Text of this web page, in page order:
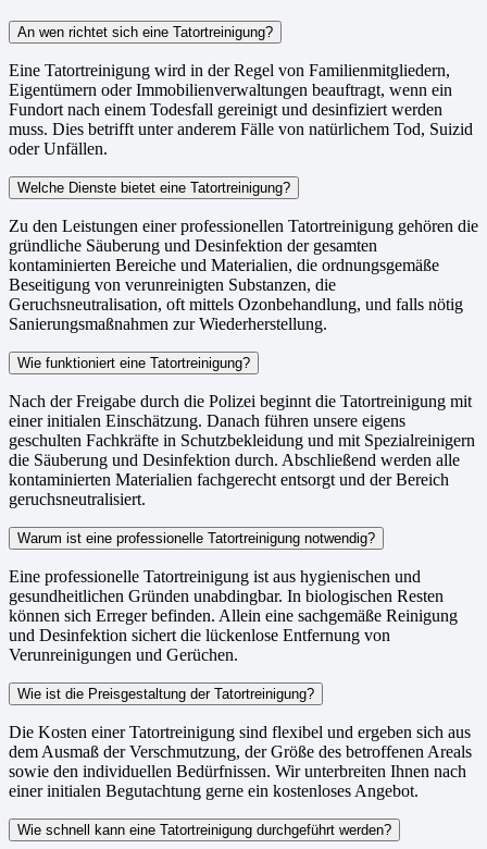
An wen richtet sich eine Tatortreinigung?
Eine Tatortreinigung wird in der Regel von Familienmitgliedern,
Eigentümern oder Immobilienverwaltungen beauftragt, wenn ein
Fundort nach einem Todesfall gereinigt und desinfiziert werden
muss. Dies betrifft unter anderem Fälle von natürlichem Tod, Suizid
oder Unfällen.
Welche Dienste bietet eine Tatortreinigung?
Zu den Leistungen einer professionellen Tatortreinigung gehören die
gründliche Säuberung und Desinfektion der gesamten
kontaminierten Bereiche und Materialien, die ordnungsgemäße
Beseitigung von verunreinigten Substanzen, die
Geruchsneutralisation, oft mittels Ozonbehandlung, und falls nötig
Sanierungsmaßnahmen zur Wiederherstellung.
Wie funktioniert eine Tatortreinigung?
Nach der Freigabe durch die Polizei beginnt die Tatortreinigung mit
einer initialen Einschätzung. Danach führen unsere eigens
geschulten Fachkräfte in Schutzbekleidung und mit Spezialreinigern
die Säuberung und Desinfektion durch. Abschließend werden alle
kontaminierten Materialien fachgerecht entsorgt und der Bereich
geruchsneutralisiert.
Warum ist eine professionelle Tatortreinigung notwendig?
Eine professionelle Tatortreinigung ist aus hygienischen und
gesundheitlichen Gründen unabdingbar. In biologischen Resten
können sich Erreger befinden. Allein eine sachgemäße Reinigung
und Desinfektion sichert die lückenlose Entfernung von
Verunreinigungen und Gerüchen.
Wie ist die Preisgestaltung der Tatortreinigung?
Die Kosten einer Tatortreinigung sind flexibel und ergeben sich aus
dem Ausmaß der Verschmutzung, der Größe des betroffenen Areals
sowie den individuellen Bedürfnissen. Wir unterbreiten Ihnen nach
einer initialen Begutachtung gerne ein kostenloses Angebot.
Wie schnell kann eine Tatortreinigung durchgeführt werden?